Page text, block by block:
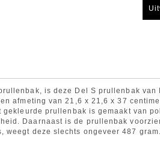
is deze Del S prullenbak van
afmeting van 21,6 x 21,6 x 37
prullenbak is gemaakt van
Daarnaast is de prullenbak
weegt deze slechts ongeveer 487 gram.